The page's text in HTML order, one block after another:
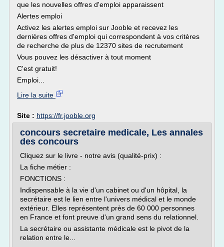
que les nouvelles offres d'emploi apparaissent
Alertes emploi
Activez les alertes emploi sur Jooble et recevez les
dernières offres d'emploi qui correspondent à vos critères
de recherche de plus de 12370 sites de recrutement
Vous pouvez les désactiver à tout moment
C'est gratuit!
Emploi...
Lire la suite
Site : https://fr.jooble.org
concours secretaire medicale, Les annales
des concours
Cliquez sur le livre - notre avis (qualité-prix) :
La fiche métier :
FONCTIONS :
Indispensable à la vie d'un cabinet ou d'un hôpital, la
secrétaire est le lien entre l'univers médical et le monde
extérieur. Elles représentent près de 60 000 personnes
en France et font preuve d'un grand sens du relationnel.
La secrétaire ou assistante médicale est le pivot de la
relation entre le...